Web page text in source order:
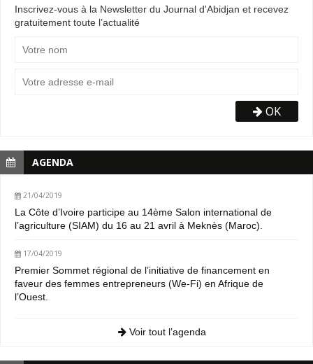
Inscrivez-vous à la Newsletter du Journal d'Abidjan et recevez
gratuitement toute l’actualité
OK
AGENDA
21/04/2019
La Côte d’Ivoire participe au 14ème Salon international de
l’agriculture (SIAM) du 16 au 21 avril à Meknès (Maroc).
17/04/2019
Premier Sommet régional de l’initiative de financement en
faveur des femmes entrepreneurs (We-Fi) en Afrique de
l’Ouest.
Voir tout l’agenda